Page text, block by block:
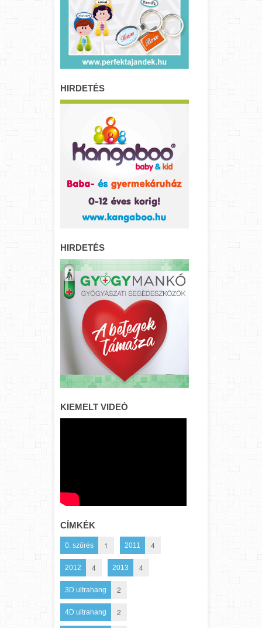
HIRDETÉS
HIRDETÉS
KIEMELT VIDEÓ
CÍMKÉK
0. szűrés 1 2011 4
2012 4 2013 4
3D ultrahang 2
4D ultrahang 2